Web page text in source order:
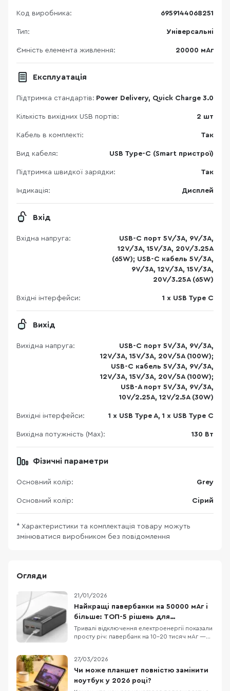
Код виробника: 6959144068251
Тип: Універсальні
Ємність елемента живлення: 20000 мАг
Експлуатація
Підтримка стандартів: Power Delivery, Quick Charge 3.0
Кількість вихідних USB портів: 2 шт
Кабель в комплекті: Так
Вид кабеля: USB Type-C (Smart пристрої)
Підтримка швидкої зарядки: Так
Індикація: Дисплей
Вхід
Вхідна напруга:
USB-C порт 5V/3A, 9V/3A,
12V/3A, 15V/3A, 20V/3.25A
(65W); USB-C кабель 5V/3A,
9V/3A, 12V/3A, 15V/3A,
20V/3.25A (65W)
Вхідні інтерфейси: 1 x USB Type C
Вихід
Вихідна напруга:
USB-C порт 5V/3A, 9V/3A,
12V/3A, 15V/3A, 20V/5A (100W);
USB-C кабель 5V/3A, 9V/3A,
12V/3A, 15V/3A, 20V/5A (100W);
USB-А порт 5V/3A, 9V/3A,
10V/2.25A, 12V/2.5A (30W)
Вихідні інтерфейси: 1 x USB Type A, 1 x USB Type C
Вихідна потужність (Max): 130 Вт
Фізичні параметри
Основний колір: Grey
Основний колір: Сірий
* Характеристики та комплектація товару можуть
змінюватися виробником без повідомлення
Огляди
21/01/2026
Найкращі павербанки на 50000 мАг і
більше: ТОП-5 рішень для
відключень і поїздок
Тривалі відключення електроенергії показали
просту річ: павербанк на 10–20 тисяч мАг —
Заряду вистачає ненадовго — і в
найпотрібніший момент гаджети знову “на
майже порт
27/03/2026
Чи може планшет повністю замінити
ноутбук у 2026 році?